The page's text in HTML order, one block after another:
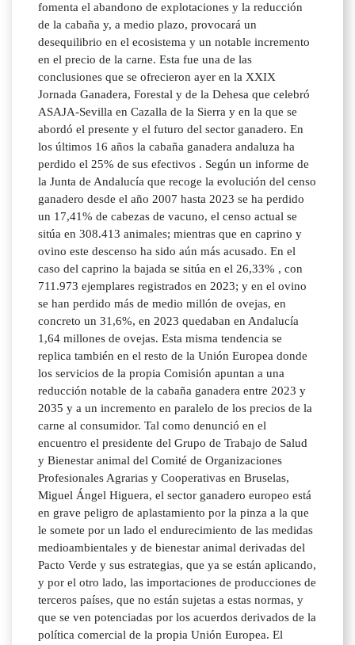
fomenta el abandono de explotaciones y la reducción
de la cabaña y, a medio plazo, provocará un
desequilibrio en el ecosistema y un notable incremento
en el precio de la carne. Esta fue una de las
conclusiones que se ofrecieron ayer en la XXIX
Jornada Ganadera, Forestal y de la Dehesa que celebró
ASAJA-Sevilla en Cazalla de la Sierra y en la que se
abordó el presente y el futuro del sector ganadero. En
los últimos 16 años la cabaña ganadera andaluza ha
perdido el 25% de sus efectivos . Según un informe de
la Junta de Andalucía que recoge la evolución del censo
ganadero desde el año 2007 hasta 2023 se ha perdido
un 17,41% de cabezas de vacuno, el censo actual se
sitúa en 308.413 animales; mientras que en caprino y
ovino este descenso ha sido aún más acusado. En el
caso del caprino la bajada se sitúa en el 26,33% , con
711.973 ejemplares registrados en 2023; y en el ovino
se han perdido más de medio millón de ovejas, en
concreto un 31,6%, en 2023 quedaban en Andalucía
1,64 millones de ovejas. Esta misma tendencia se
replica también en el resto de la Unión Europea donde
los servicios de la propia Comisión apuntan a una
reducción notable de la cabaña ganadera entre 2023 y
2035 y a un incremento en paralelo de los precios de la
carne al consumidor. Tal como denunció en el
encuentro el presidente del Grupo de Trabajo de Salud
y Bienestar animal del Comité de Organizaciones
Profesionales Agrarias y Cooperativas en Bruselas,
Miguel Ángel Higuera, el sector ganadero europeo está
en grave peligro de aplastamiento por la pinza a la que
le somete por un lado el endurecimiento de las medidas
medioambientales y de bienestar animal derivadas del
Pacto Verde y sus estrategias, que ya se están aplicando,
y por el otro lado, las importaciones de producciones de
terceros países, que no están sujetas a estas normas, y
que se ven potenciadas por los acuerdos derivados de la
política comercial de la propia Unión Europea. El